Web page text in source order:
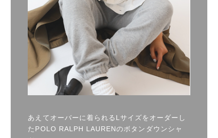
あえてオーバーに着られるLサイズをオーダーし
たPOLO RALPH LAURENのボタンダウンシャ